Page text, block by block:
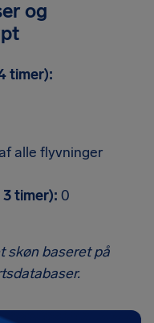
og
timer):
alle flyvninger
timer): 0
skøn baseret på